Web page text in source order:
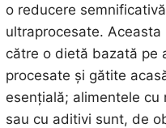
o reducere
ultraprocesate.
către o dietă bazată pe
procesate și gătite
esențială; alimentele
sau cu aditivi sunt, de